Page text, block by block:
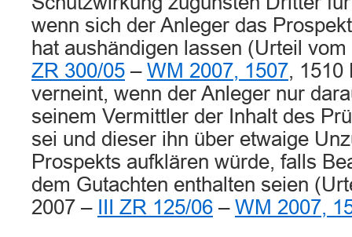
wenn sich der Anleger das
hat aushändigen lassen (Urteil
ZR 300/05 – WM 2007, 1507, 1510
verneint, wenn der Anleger nur
seinem Vermittler der Inhalt des
sei und dieser ihn über etwaige
Prospekts aufklären würde, falls
dem Gutachten enthalten seien
2007 –
III ZR 125/06 – WM 2007,